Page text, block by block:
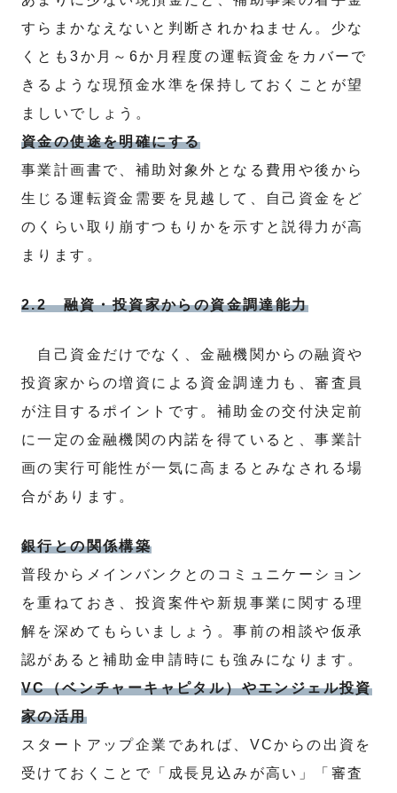
すらまかなえないと判断されかねません。少な
くとも3か月～6か月程度の運転資金をカバーで
きるような現預金水準を保持しておくことが望
ましいでしょう。
資金の使途を明確にする
事業計画書で、補助対象外となる費用や後から
生じる運転資金需要を見越して、自己資金をど
のくらい取り崩すつもりかを示すと説得力が高
まります。
2.2 融資・投資家からの資金調達能力
自己資金だけでなく、金融機関からの融資や
投資家からの増資による資金調達力も、審査員
が注目するポイントです。補助金の交付決定前
に一定の金融機関の内諾を得ていると、事業計
画の実行可能性が一気に高まるとみなされる場
合があります。
銀行との関係構築
普段からメインバンクとのコミュニケーション
を重ねておき、投資案件や新規事業に関する理
解を深めてもらいましょう。事前の相談や仮承
認があると補助金申請時にも強みになります。
VC（ベンチャーキャピタル）やエンジェル投資
家の活用
スタートアップ企業であれば、VCからの出資を
受けておくことで「成長見込みが高い」「審査